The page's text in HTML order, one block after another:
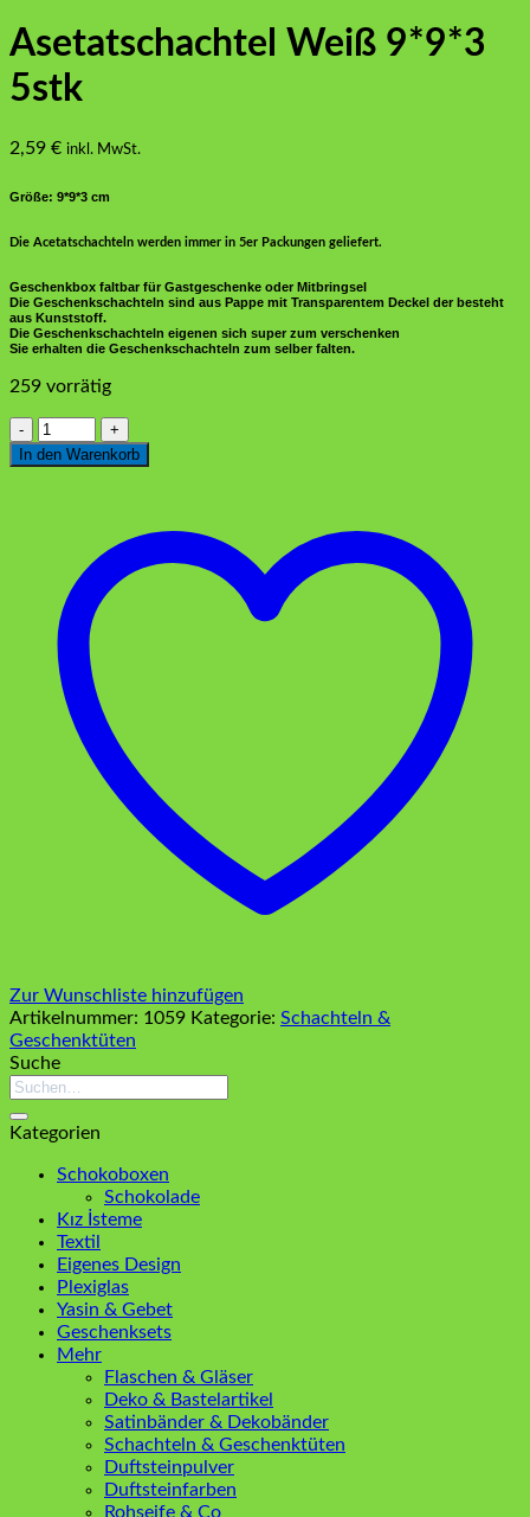
Asetatschachtel Weiß 9*9*3
5stk
2,59 € inkl. MwSt.
Größe: 9*9*3 cm
Die Acetatschachteln werden immer in 5er Packungen geliefert.
Geschenkbox faltbar für Gastgeschenke oder Mitbringsel
Die Geschenkschachteln sind aus Pappe mit Transparentem Deckel der besteht
aus Kunststoff.
Die Geschenkschachteln eigenen sich super zum verschenken
Sie erhalten die Geschenkschachteln zum selber falten.
259 vorrätig
Asetatschachtel
Weiß
9*9*3
In den Warenkorb
Zur Wunschliste hinzufügen
Artikelnummer: 1059 Kategorie: Schachteln &
Geschenktüten
Suche
Suchen
Kategorien
Schokoboxen
Schokolade
Kız İsteme
Textil
Eigenes Design
Plexiglas
Yasin & Gebet
Geschenksets
Mehr
Flaschen & Gläser
Deko & Bastelartikel
Satinbänder & Dekobänder
Schachteln & Geschenktüten
Duftsteinpulver
Duftsteinfarben
Rohseife & Co